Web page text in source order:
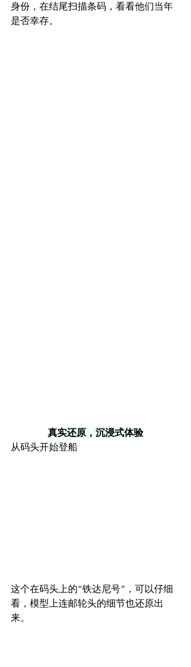
身份，在结尾扫描条码，看看他们当年
是否幸存。
真实还原，沉浸式体验
从码头开始登船
这个在码头上的“铁达尼号”，可以仔细
看，模型上连邮轮头的细节也还原出
来。